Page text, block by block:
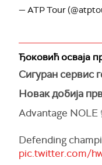
— ATP Tour
Ђоковић осваја
Сигуран сервис
Новак добија
Advantage NOLE
Defending
pic.twitter.com/